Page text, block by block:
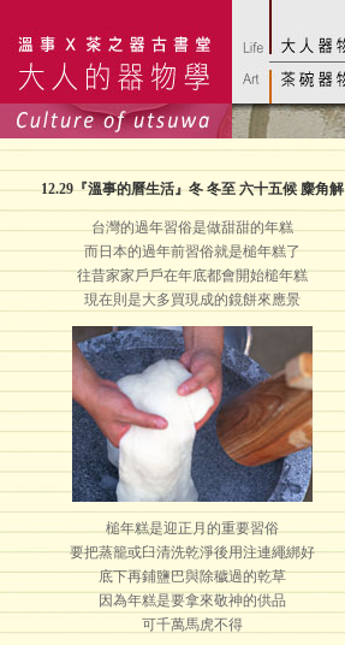
12.29『溫事的曆生活』冬 冬至 六十五候 麋角解
台灣的過年習俗是做甜甜的年糕
而日本的過年前習俗就是槌年糕了
往昔家家戶戶在年底都會開始槌年糕
現在則是大多買現成的鏡餅來應景
槌年糕是迎正月的重要習俗
要把蒸籠或臼清洗乾淨後用注連繩綁好
底下再鋪鹽巴與除穢過的乾草
因為年糕是要拿來敬神的供品
可千萬馬虎不得